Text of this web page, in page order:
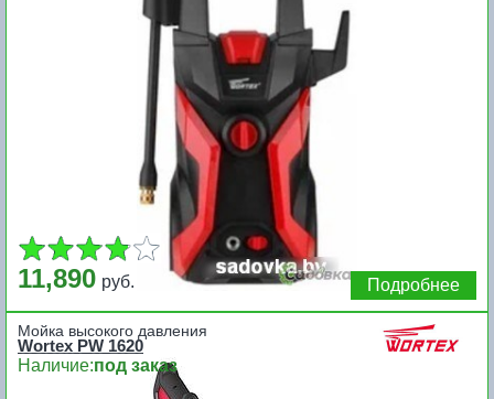
11,890 руб. Подробнее
Мойка высокого давления
Wortex PW 1620
Наличие:под заказ